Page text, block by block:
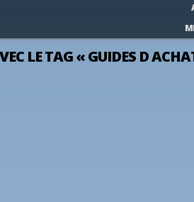
LE TAG « GUIDES D